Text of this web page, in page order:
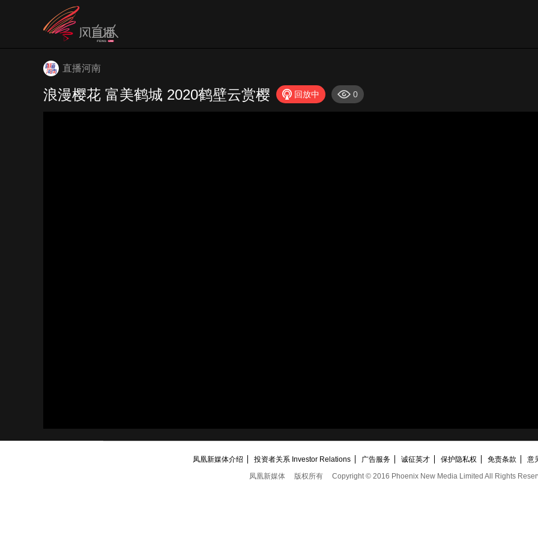
直播河南
浪漫樱花 富美鹤城 2020鹤壁云赏樱 回放中 0
凤凰新媒体介绍 投资者关系 Investor Relations 广告服务 诚征英才 保护隐私权 免责条款 意
凤凰新媒体
版权所有 Copyright © 2016 Phoenix New Media Limited All Rights